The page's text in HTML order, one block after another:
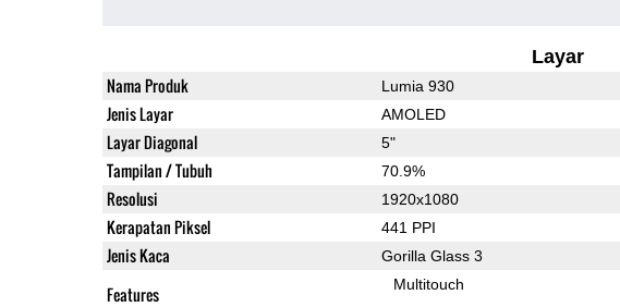
Layar
Nama Produk Lumia 930
Jenis Layar AMOLED
Layar Diagonal 5"
Tampilan / Tubuh 70.9%
Resolusi 1920x1080
Kerapatan Piksel 441 PPI
Jenis Kaca Gorilla Glass 3
Features Multitouch